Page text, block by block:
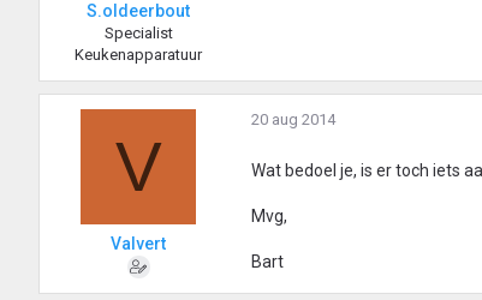
S.oldeerbout
Specialist
Keukenapparatuur
V
Valvert
20 aug 2014
Wat bedoel je, is er toch iets
Mvg,
Bart